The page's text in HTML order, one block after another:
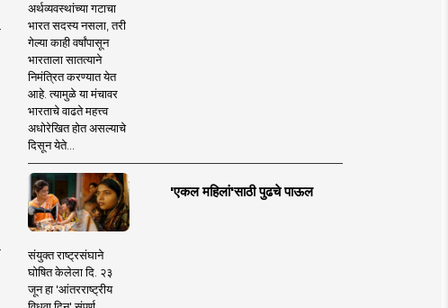
अर्थव्यवस्थांच्या गटाचा
भारत सदस्य नसला, तरी
गेल्या काही वर्षांपासून
भारताला सातत्याने
निमंत्रित करण्यात येत
आहे. त्यामुळे या मंचावर
भारताचे वाढते महत्त्व
अधोरेखित होत असल्याचे
दिसून येते...
'एकल महिलां'साठी पुढचे पाऊल
संयुक्त राष्ट्रसंघाने
घोषित केलेला दि. २३
जून हा 'आंतरराष्ट्रीय